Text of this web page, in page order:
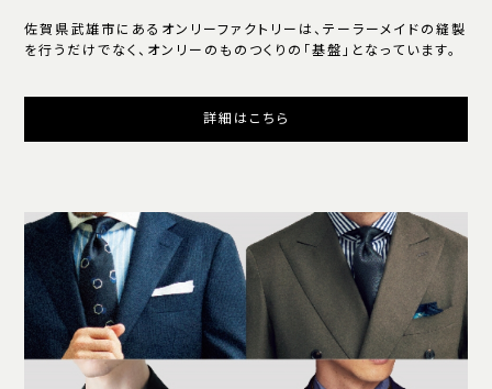
佐賀県武雄市にあるオンリーファクトリーは、テーラーメイドの縫製
を行うだけでなく、オンリーのものつくりの「基盤」となっています。
詳細はこちら